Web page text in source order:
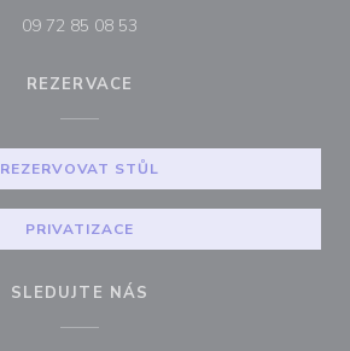
09 72 85 08 53
REZERVACE
REZERVOVAT STŮL
PRIVATIZACE
SLEDUJTE NÁS